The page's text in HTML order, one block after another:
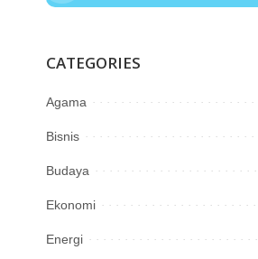
CATEGORIES
Agama
Bisnis
Budaya
Ekonomi
Energi